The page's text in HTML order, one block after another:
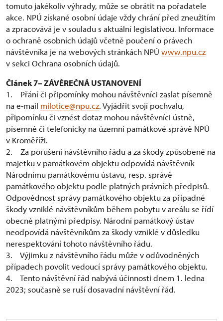
tomuto jakékoliv výhrady, může se obrátit na pořadatele
akce. NPÚ získané osobní údaje vždy chrání před zneužitím
a zpracovává je v souladu s aktuální legislativou. Informace
o ochraně osobních údajů včetně poučení o právech
návštěvníka je na webových stránkách NPÚ www.npu.cz
v sekci Ochrana osobních údajů.
Článek 7– ZÁVĚREČNÁ USTANOVENÍ
1. Přání či připomínky mohou návštěvníci zaslat písemně
na e-mail milotice@npu.cz. Vyjádřit svojí pochvalu,
připomínku či vznést dotaz mohou návštěvníci ústně,
písemně či telefonicky na územní památkové správě NPÚ
v Kroměříži.
2. Za porušení návštěvního řádu a za škody způsobené na
majetku v památkovém objektu odpovídá návštěvník
Národnímu památkovému ústavu, resp. správě
památkového objektu podle platných právních předpisů.
Odpovědnost správy památkového objektu za případné
škody vzniklé návštěvníkům během pobytu v areálu se řídí
obecně platnými předpisy. Národní památkový ústav
neodpovídá návštěvníkům za škody vzniklé v důsledku
nerespektování tohoto návštěvního řádu.
3. Výjimku z návštěvního řádu může v odůvodněných
případech povolit vedoucí správy památkového objektu.
4. Tento návštěvní řád nabývá účinnosti dnem 1. ledna
2023; současně se ruší dosavadní návštěvní řád.